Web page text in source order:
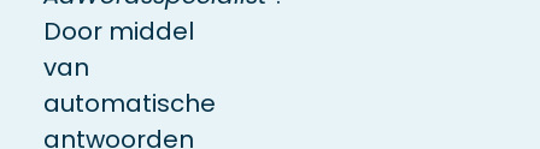
Door middel
van
automatische
antwoorden